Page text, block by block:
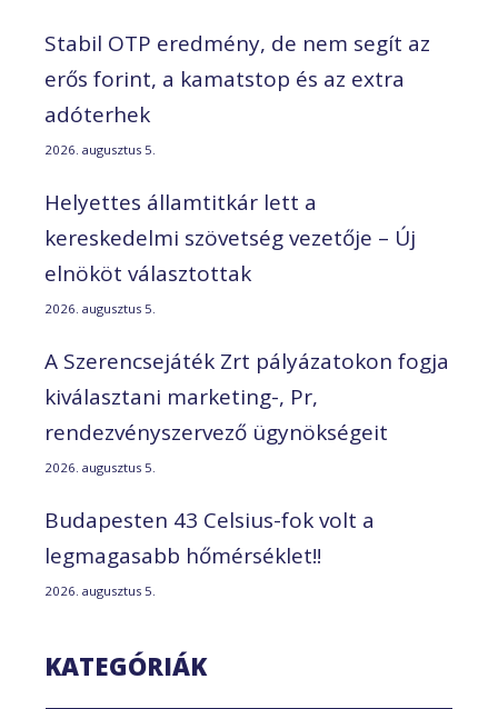
Stabil OTP eredmény, de nem segít az
erős forint, a kamatstop és az extra
adóterhek
2026. augusztus 5.
Helyettes államtitkár lett a
kereskedelmi szövetség vezetője – Új
elnököt választottak
2026. augusztus 5.
A Szerencsejáték Zrt pályázatokon fogja
kiválasztani marketing-, Pr,
rendezvényszervező ügynökségeit
2026. augusztus 5.
Budapesten 43 Celsius-fok volt a
legmagasabb hőmérséklet!!
2026. augusztus 5.
KATEGÓRIÁK